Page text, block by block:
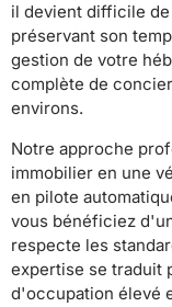
il devient difficile
préservant son
gestion de votre
complète de
environs.
Notre approche
immobilier en une
en pilote
vous bénéficiez
respecte les
expertise se traduit
d'occupation élevé